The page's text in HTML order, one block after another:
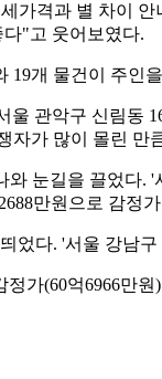
가격과 별 차이
"고 웃어보였다.
19개 물건이 주인
관악구 신림동
자가 많이 몰린 만
와 눈길을 끌었다.
만원으로 감정
었다. '서울 강남
가(60억6966만